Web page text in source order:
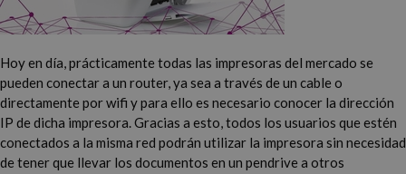
Hoy en día, prácticamente todas las impresoras del mercado se
pueden conectar a un router, ya sea a través de un cable o
directamente por wifi y para ello es necesario conocer la dirección
IP de dicha impresora. Gracias a esto, todos los usuarios que estén
conectados a la misma red podrán utilizar la impresora sin necesidad
de tener que llevar los documentos en un pendrive a otros